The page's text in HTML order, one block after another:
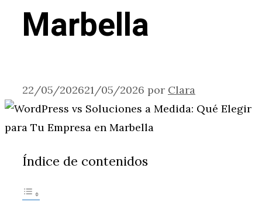
Marbella
22/05/202621/05/2026 por Clara
Índice de contenidos